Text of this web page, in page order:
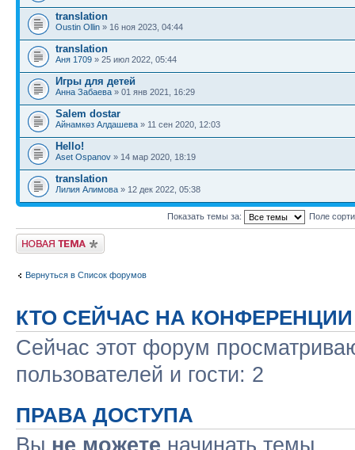
translation
Oustin Ollin » 16 ноя 2023, 04:44
translation
Аня 1709 » 25 июл 2022, 05:44
Игры для детей
Анна Забаева » 01 янв 2021, 16:29
Salem dostar
Айнамкөз Алдашева » 11 сен 2020, 12:03
Hello!
Aset Ospanov » 14 мар 2020, 18:19
translation
Лилия Алимова » 12 дек 2022, 05:38
Показать темы за: Поле
Новая тема
Вернуться в Список форумов
КТО СЕЙЧАС НА КОНФЕРЕНЦИИ
Сейчас этот форум
пользователей и гости: 2
ПРАВА ДОСТУПА
Вы не можете начинать темы